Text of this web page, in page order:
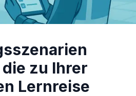
zu Ihrer
Lernreise